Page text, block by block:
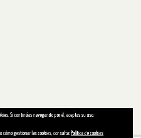
Si continúas navegando por él, aceptas su uso.
cómo gestionar las cookies, consulta: Política de cookies